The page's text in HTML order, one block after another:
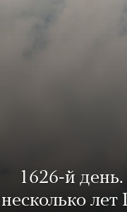
1626-й
несколько